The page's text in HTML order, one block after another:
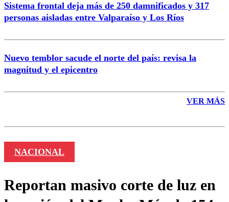
Sistema frontal deja más de 250 damnificados y 317
personas aisladas entre Valparaíso y Los Ríos
Nuevo temblor sacude el norte del país: revisa la
magnitud y el epicentro
VER MÁS
NACIONAL
Reportan masivo corte de luz en